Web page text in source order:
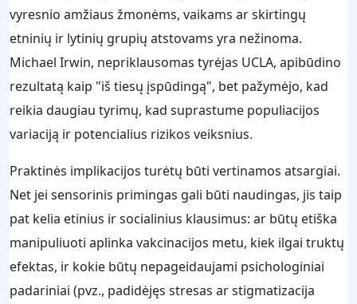
vyresnio amžiaus žmonėms, vaikams ar skirtingų
etninių ir lytinių grupių atstovams yra nežinoma.
Michael Irwin, nepriklausomas tyrėjas UCLA, apibūdino
rezultatą kaip "iš tiesų įspūdingą", bet pažymėjo, kad
reikia daugiau tyrimų, kad suprastume populiacijos
variaciją ir potencialius rizikos veiksnius.
Praktinės implikacijos turėtų būti vertinamos atsargiai.
Net jei sensorinis primingas gali būti naudingas, jis taip
pat kelia etinius ir socialinius klausimus: ar būtų etiška
manipuliuoti aplinka vakcinacijos metu, kiek ilgai truktų
efektas, ir kokie būtų nepageidaujami psichologiniai
padariniai (pvz., padidėjęs stresas ar stigmatizacija